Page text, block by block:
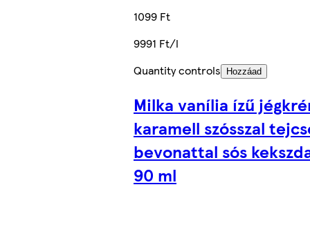
1099 Ft
9991 Ft/l
Quantity controls
Hozzáad
Milka vanília ízű
karamell szósszal
bevonattal sós
90 ml